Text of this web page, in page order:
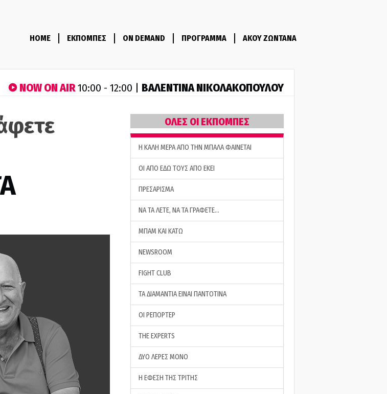
HOME ΕΚΠΟΜΠΕΣ ON DEMAND ΠΡΟΓΡΑΜΜΑ ΑΚΟΥ ΖΩΝΤΑΝΑ
NOW ON AIR10:00 - 12:00 | ΒΑΛΕΝΤΙΝΑ ΝΙΚΟΛΑΚΟΠΟΥΛΟΥ
ΟΛΕΣ ΟΙ ΕΚΠΟΜΠΕΣ
H ΚΑΛΗ ΜΕΡΑ ΑΠΟ ΤΗΝ ΜΠΑΛΑ ΦΑΙΝΕΤΑΙ
ΟΙ ΑΠΟ ΕΔΩ ΤΟΥΣ ΑΠΟ ΕΚΕΙ
ΠΡΕΣΑΡΙΣΜΑ
ΝΑ ΤΑ ΛΕΤΕ, ΝΑ ΤΑ ΓΡΑΦΕΤΕ…
ΜΠΑΜ ΚΑΙ ΚΑΤΩ
NEWSROOM
FIGHT CLUB
ΤΑ ΔΙΑΜΑΝΤΙΑ ΕΙΝΑΙ ΠΑΝΤΟΤΙΝΑ
ΟΙ ΡΕΠΟΡΤΕΡ
THE EXPERTS
ΔΥΟ ΛΕΡΕΣ ΜΟΝΟ
Η ΕΦΕΣΗ ΤΗΣ ΤΡΙΤΗΣ